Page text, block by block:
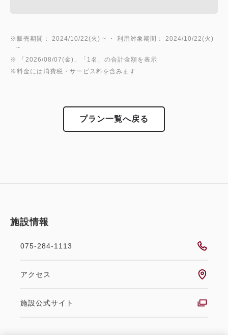
※販売期間： 2024/10/22(火) ~ ・ 利用対象期間： 2024/10/22(火)
~
※ 「2026/08/07(金)」「1名」の合計金額を表示
※料金には消費税・サービス料を含みます
プラン一覧へ戻る
施設情報
075-284-1113
アクセス
施設公式サイト